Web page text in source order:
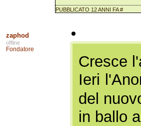
PUBBLICATO 12 ANNI FA#
zaphod
offline
Fondatore
Cresce
Ieri
del
in ballo